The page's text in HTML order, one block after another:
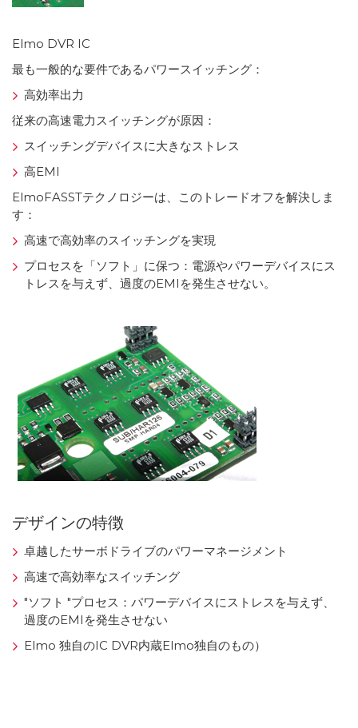
Elmo DVR IC
最も一般的な要件であるパワースイッチング：
高効率出力
従来の高速電力スイッチングが原因：
スイッチングデバイスに大きなストレス
高EMI
ElmoFASSTテクノロジーは、このトレードオフを解決しま
す：
高速で高効率のスイッチングを実現
プロセスを「ソフト」に保つ：電源やパワーデバイスにス
トレスを与えず、過度のEMIを発生させない。
デザインの特徴
卓越したサーボドライブのパワーマネージメント
高速で高効率なスイッチング
"ソフト "プロセス：パワーデバイスにストレスを与えず、
過度のEMIを発生させない
Elmo 独自のIC DVR内蔵Elmo独自のもの）